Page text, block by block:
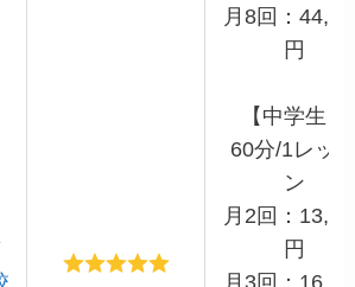
月8回：
円
【中学生】
60分/1レッ
ン
月2回：
円